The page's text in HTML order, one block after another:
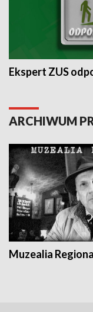
Ekspert ZUS
ARCHIWUM
Muzealia